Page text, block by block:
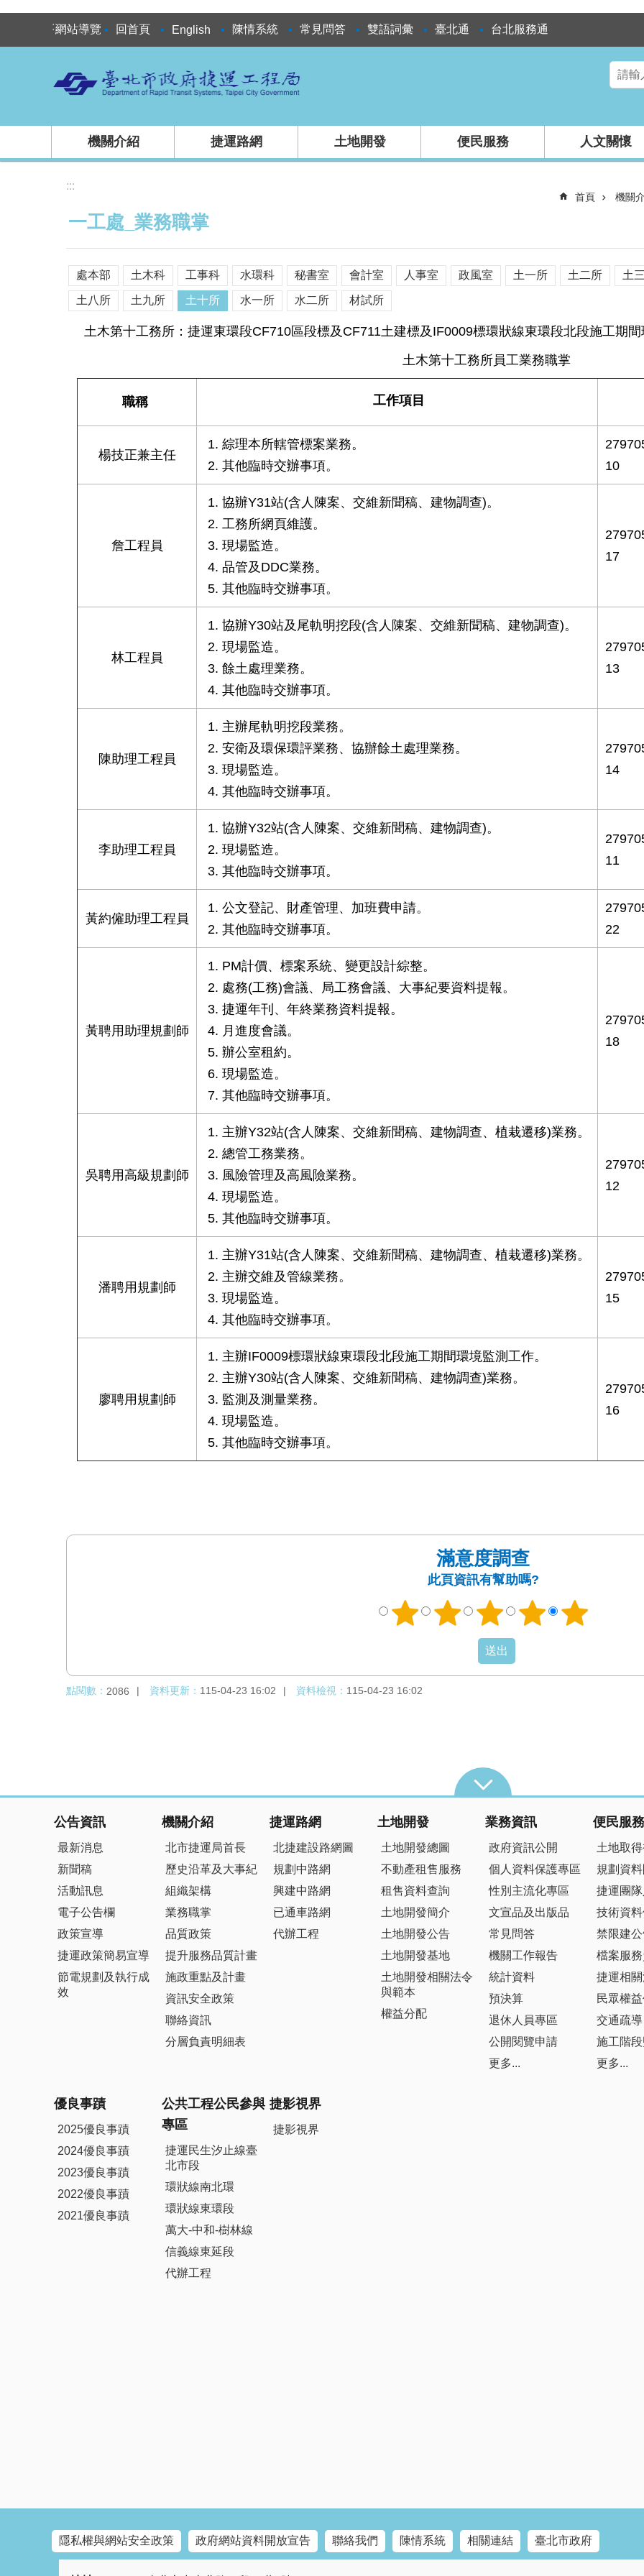
跳到主要內容區塊
:::網站導覽 回首頁 English 陳情系統 常見問答 雙語詞彙 臺北通 台北服務通
機關介紹 捷運路網 土地開發 便民服務 人文關懷
:::
首頁 機關
一工處_業務職掌
處本部 土木科 工事科 水環科 秘書室 會計室 人事室 政風室 土一所 土二所 土
土八所 土九所 土十所 水一所 水二所 材試所
土木第十工務所：捷運東環段CF710區段標及CF711土建標及IF0009標環狀線東環段北段施工期間
土木第十工務所員工業務職掌
職稱 工作項目
楊技正兼主任
綜理本所轄管標案業務。
其他臨時交辦事項。
10
詹工程員
協辦Y31站(含人陳案、交維新聞稿、建物調查)。
工務所網頁維護。
現場監造。
品管及DDC業務。
其他臨時交辦事項。
17
林工程員
協辦Y30站及尾軌明挖段(含人陳案、交維新聞稿、建物調查)。
現場監造。
餘土處理業務。
其他臨時交辦事項。
13
陳助理工程員
主辦尾軌明挖段業務。
安衛及環保環評業務、協辦餘土處理業務。
現場監造。
其他臨時交辦事項。
14
李助理工程員
協辦Y32站(含人陳案、交維新聞稿、建物調查)。
現場監造。
其他臨時交辦事項。
11
黃約僱助理工程員
公文登記、財產管理、加班費申請。
其他臨時交辦事項。
22
黃聘用助理規劃師
PM計價、標案系統、變更設計綜整。
處務(工務)會議、局工務會議、大事紀要資料提報。
捷運年刊、年終業務資料提報。
月進度會議。
辦公室租約。
現場監造。
其他臨時交辦事項。
18
吳聘用高級規劃師
主辦Y32站(含人陳案、交維新聞稿、建物調查、植栽遷移)業務。
總管工務業務。
風險管理及高風險業務。
現場監造。
其他臨時交辦事項。
12
潘聘用規劃師
主辦Y31站(含人陳案、交維新聞稿、建物調查、植栽遷移)業務。
主辦交維及管線業務。
現場監造。
其他臨時交辦事項。
15
廖聘用規劃師
主辦IF0009標環狀線東環段北段施工期間環境監測工作。
主辦Y30站(含人陳案、交維新聞稿、建物調查)業務。
監測及測量業務。
現場監造。
其他臨時交辦事項。
16
滿意度調查
此頁資訊有幫助嗎?
點閱數： 2086 資料更新： 115-04-23 16:02 資料檢視： 115-04-23 16:02
公告資訊
最新消息
新聞稿
活動訊息
電子公告欄
政策宣導
捷運政策簡易宣導
節電規劃及執行成
效
機關介紹
北市捷運局首長
歷史沿革及大事紀
組織架構
業務職掌
品質政策
提升服務品質計畫
施政重點及計畫
資訊安全政策
聯絡資訊
分層負責明細表
捷運路網
北捷建設路網圖
規劃中路網
興建中路網
已通車路網
代辦工程
土地開發
土地開發總圖
不動產租售服務
租售資料查詢
土地開發簡介
土地開發公告
土地開發基地
土地開發相關法令
與範本
權益分配
業務資訊
政府資訊公開
個人資料保護專區
性別主流化專區
文宣品及出版品
常見問答
機關工作報告
統計資料
預決算
退休人員專區
公開閱覽申請
更多...
便民服務
土地取
規劃資
捷運團
技術資
禁限建
檔案服
捷運相
民眾權
交通疏導
施工階
更多...
優良事蹟
2025優良事蹟
2024優良事蹟
2023優良事蹟
2022優良事蹟
2021優良事蹟
公共工程公民參與
專區
捷運民生汐止線臺
北市段
環狀線南北環
環狀線東環段
萬大-中和-樹林線
信義線東延段
代辦工程
捷影視界
捷影視界
隱私權與網站安全政策 政府網站資料開放宣告 聯絡我們 陳情系統 相關連結 臺北市政府